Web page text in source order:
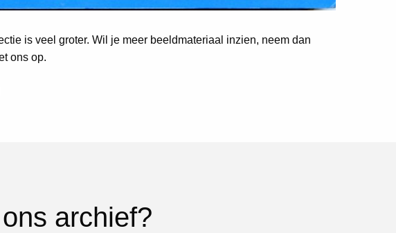
is veel groter. Wil je meer beeldmateriaal inzien, neem dan
ons op.
archief?